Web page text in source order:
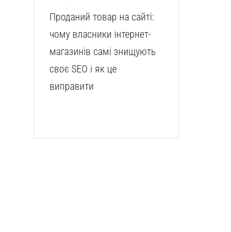
Проданий товар на сайті:
чому власники інтернет-
магазинів самі знищують
своє SEO і як це
виправити